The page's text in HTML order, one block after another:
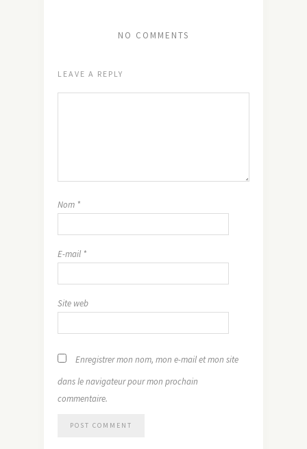
NO COMMENTS
LEAVE A REPLY
Nom *
E-mail *
Site web
Enregistrer mon nom, mon e-mail et mon site
dans le navigateur pour mon prochain
commentaire.